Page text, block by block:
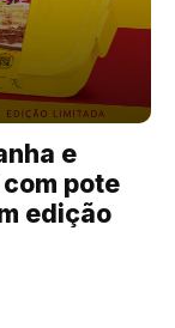
e
pote
edição